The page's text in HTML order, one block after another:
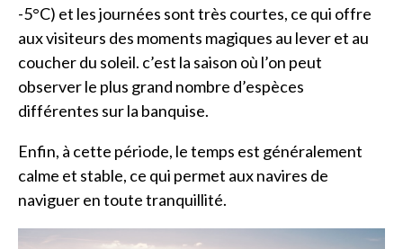
-5°C) et les journées sont très courtes, ce qui offre
aux visiteurs des moments magiques au lever et au
coucher du soleil. c’est la saison où l’on peut
observer le plus grand nombre d’espèces
différentes sur la banquise.
Enfin, à cette période, le temps est généralement
calme et stable, ce qui permet aux navires de
naviguer en toute tranquillité.